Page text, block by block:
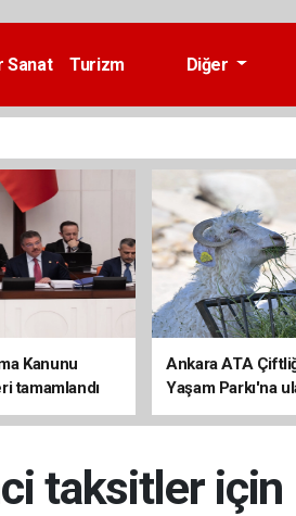
Sanat
Turizm
Diğer
Kanunu
tamamlandı
Ankara ATA
Yaşam Parkı'na
taksitler için